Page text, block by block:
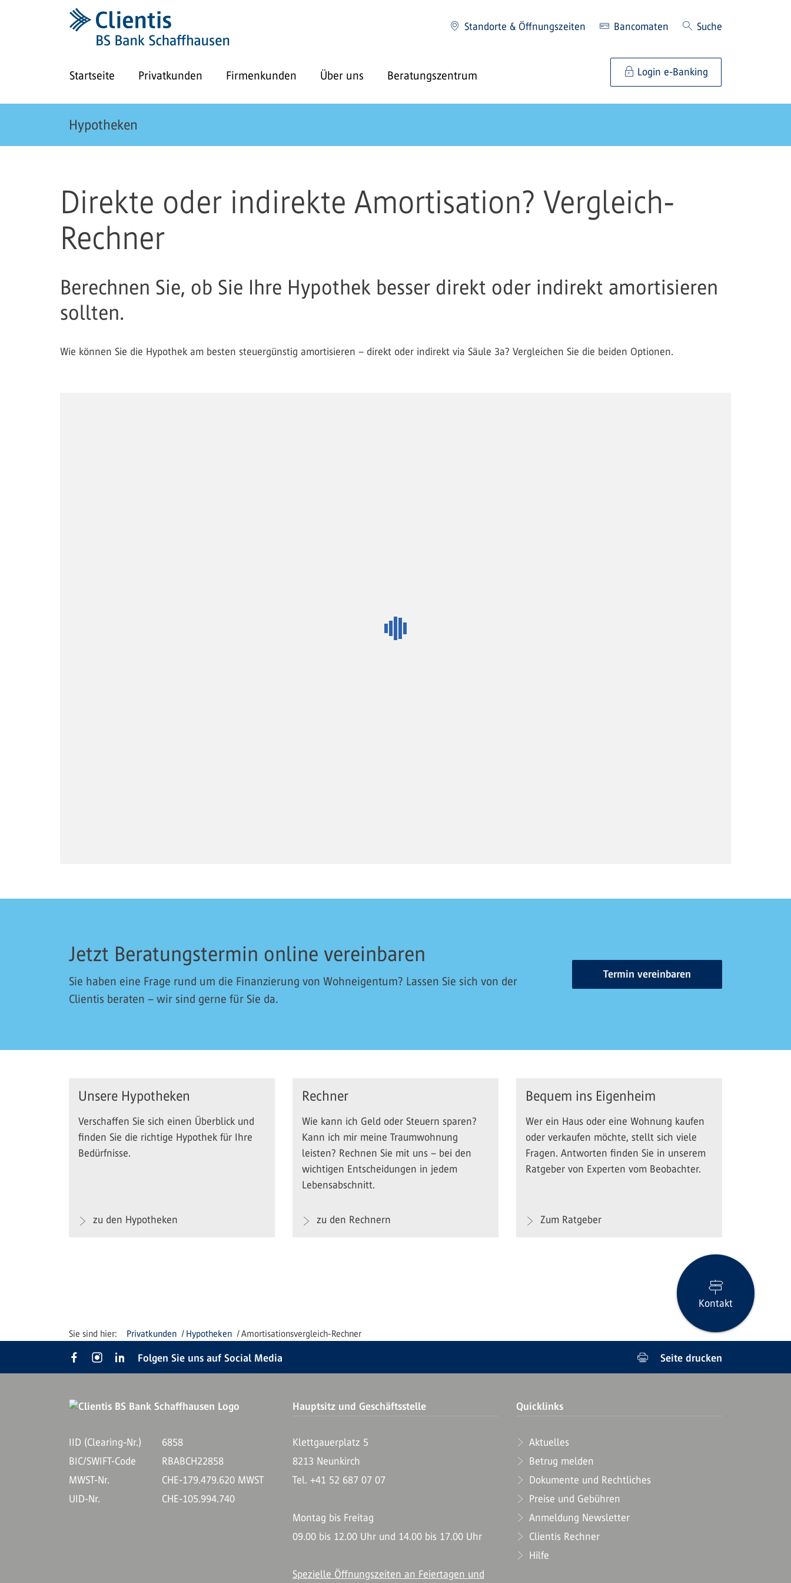
Standorte & Öffnungszeiten Bancomaten Suche
Startseite Privatkunden Firmenkunden Über uns Beratungszentrum Login e-Banking
Hypotheken
Direkte oder indirekte Amortisation? Vergleich-
Rechner
Berechnen Sie, ob Sie Ihre Hypothek besser direkt oder indirekt amortisieren
sollten.
Wie können Sie die Hypothek am besten steuergünstig amortisieren – direkt oder indirekt via Säule 3a? Vergleichen Sie die beiden Optionen.
Jetzt Beratungstermin online vereinbaren
Sie haben eine Frage rund um die Finanzierung von Wohneigentum? Lassen Sie sich von der
Clientis beraten – wir sind gerne für Sie da.
Termin vereinbaren
Unsere Hypotheken
Verschaffen Sie sich einen Überblick und
finden Sie die richtige Hypothek für Ihre
Bedürfnisse.
zu den Hypotheken
Rechner
Wie kann ich Geld oder Steuern sparen?
Kann ich mir meine Traumwohnung
leisten? Rechnen Sie mit uns – bei den
wichtigen Entscheidungen in jedem
Lebensabschnitt.
zu den Rechnern
Bequem ins Eigenheim
Wer ein Haus oder eine Wohnung kaufen
oder verkaufen möchte, stellt sich viele
Fragen. Antworten finden Sie in unserem
Ratgeber von Experten vom Beobachter.
Zum Ratgeber
Privatkunden Hypotheken Amortisationsvergleich-Rechner
Kontakt
Folgen Sie uns auf Social Media Seite drucken
Hauptsitz und Geschäftsstelle Quicklinks
IID (Clearing-Nr.)
6858
BIC/SWIFT-Code
RBABCH22858
MWST-Nr.
CHE-179.479.620 MWST
UID-Nr.
CHE-105.994.740
Klettgauerplatz 5
8213 Neunkirch
Tel. +41 52 687 07 07
Montag bis Freitag
09.00 bis 12.00 Uhr und 14.00 bis 17.00 Uhr
Spezielle Öffnungszeiten an Feiertagen und
Aktuelles
Betrug melden
Dokumente und Rechtliches
Preise und Gebühren
Anmeldung Newsletter
Clientis Rechner
Hilfe